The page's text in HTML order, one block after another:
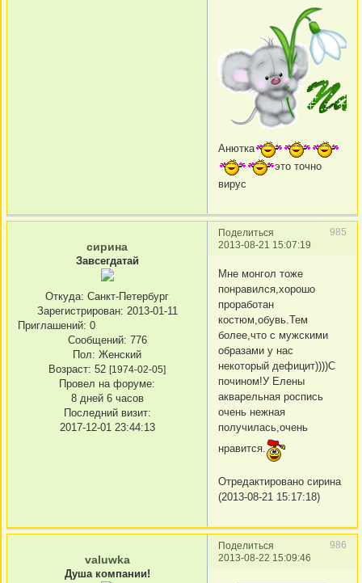
Анютка
это точно
вирус
Поделиться
985
2013-08-21 15:07:19
сирина
Завсегдатай
Откуда: Санкт-Петербург
Зарегистрирован: 2013-01-11
Приглашений: 0
Сообщений: 776
Пол: Женский
Возраст: 52 [1974-02-05]
Провел на форуме:
8 дней 6 часов
Последний визит:
2017-12-01 23:44:13
Мне монгол тоже
понравился,хорошо
проработан
костюм,обувь.Тем
более,что с мужскими
образами у нас
некоторый дефицит))))С
почином!У Елены
акварельная роспись
очень нежная
получилась,очень
нравится.
Отредактировано сирина
(2013-08-21 15:17:18)
Поделиться
986
2013-08-22 15:09:46
valuwka
Душа компании!